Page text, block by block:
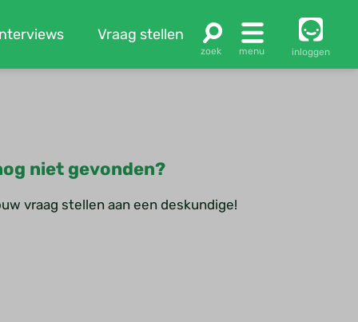
Vraag stellen
inloggen
niet gevonden?
vraag stellen aan een deskundige!